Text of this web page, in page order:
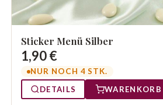
Sticker Menü Silber
1,90 €
NUR NOCH 4 STK.
DETAILS
WARENKORB